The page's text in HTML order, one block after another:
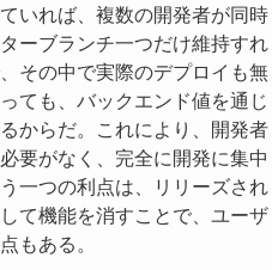
いれば、複数の開発者が同時
ーブランチ一つだけ維持すれ
その中で実際のデプロイも無
ても、バックエンド値を通じ
からだ。これにより、開発者
要がなく、完全に開発に集中
一つの利点は、リリーズされ
て機能を消すことで、ユーザ
もある。